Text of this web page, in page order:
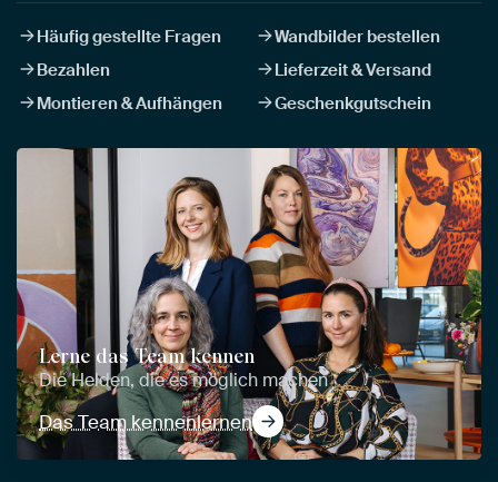
Häufig gestellte Fragen
Wandbilder bestellen
Bezahlen
Lieferzeit & Versand
Montieren & Aufhängen
Geschenkgutschein
Lerne das Team kennen
Die Helden, die es möglich machen
Das Team kennenlernen